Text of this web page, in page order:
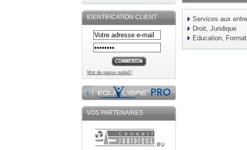
IDENTIFICATION CLIENT
Mot de passe oublié?
VOS PARTENAIRES
Services aux
Droit, Juridique
Education,